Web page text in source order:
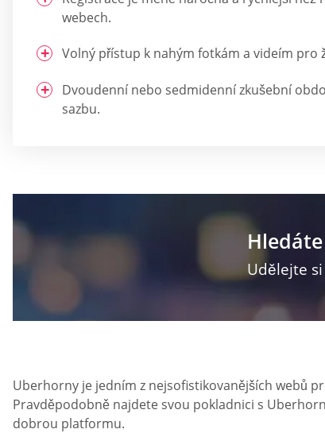
webech.
Volný přístup k nahým fotkám a videím pro
Dvoudenní nebo sedmidenní zkušební
sazbu.
Udělejte
Uberhorny je jedním z nejsofistikovanějších webů
Pravděpodobně najdete svou pokladnici s
dobrou platformu.